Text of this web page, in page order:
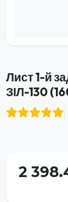
Лист 1-й
ЗІЛ-130
2